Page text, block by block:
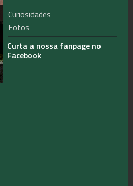
Curiosidades
Fotos
Curta a nossa fanpage no
Facebook